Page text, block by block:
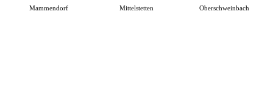
Mammendorf Mittelstetten Oberschweinbach